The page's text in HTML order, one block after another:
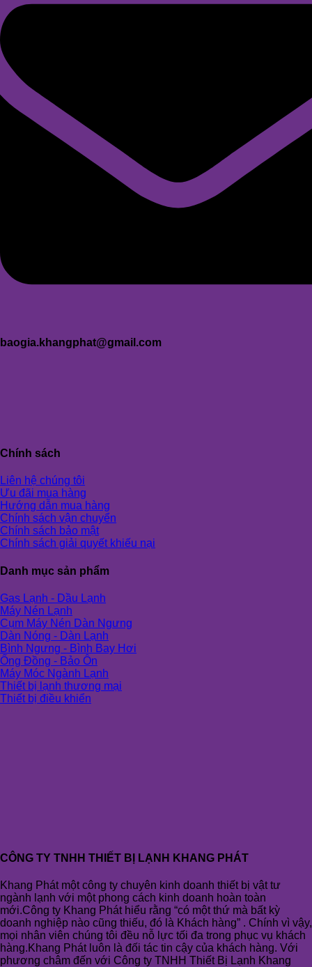
baogia.khangphat@gmail.com
Chính sách
Liên hệ chúng tôi
Ưu đãi mua hàng
Hướng dẫn mua hàng
Chính sách vận chuyển
Chính sách bảo mật
Chính sách giải quyết khiếu nại
Danh mục sản phẩm
Gas Lạnh - Dầu Lạnh
Máy Nén Lạnh
Cụm Máy Nén Dàn Ngưng
Dàn Nóng - Dàn Lạnh
Bình Ngưng - Bình Bay Hơi
Ống Đồng - Bảo Ôn
Máy Móc Ngành Lạnh
Thiết bị lạnh thương mại
Thiết bị điều khiển
CÔNG TY TNHH THIẾT BỊ LẠNH KHANG PHÁT
Khang Phát một công ty chuyên kinh doanh thiết bị vật tư
ngành lạnh với một phong cách kinh doanh hoàn toàn
mới.Công ty Khang Phát hiểu rằng “có một thứ mà bất kỳ
doanh nghiệp nào cũng thiếu, đó là Khách hàng” . Chính vì vậy,
mọi nhân viên chúng tôi đều nỗ lực tối đa trong phục vụ khách
hàng.Khang Phát luôn là đối tác tin cậy của khách hàng. Với
phương châm đến với Công ty TNHH Thiết Bị Lạnh Khang